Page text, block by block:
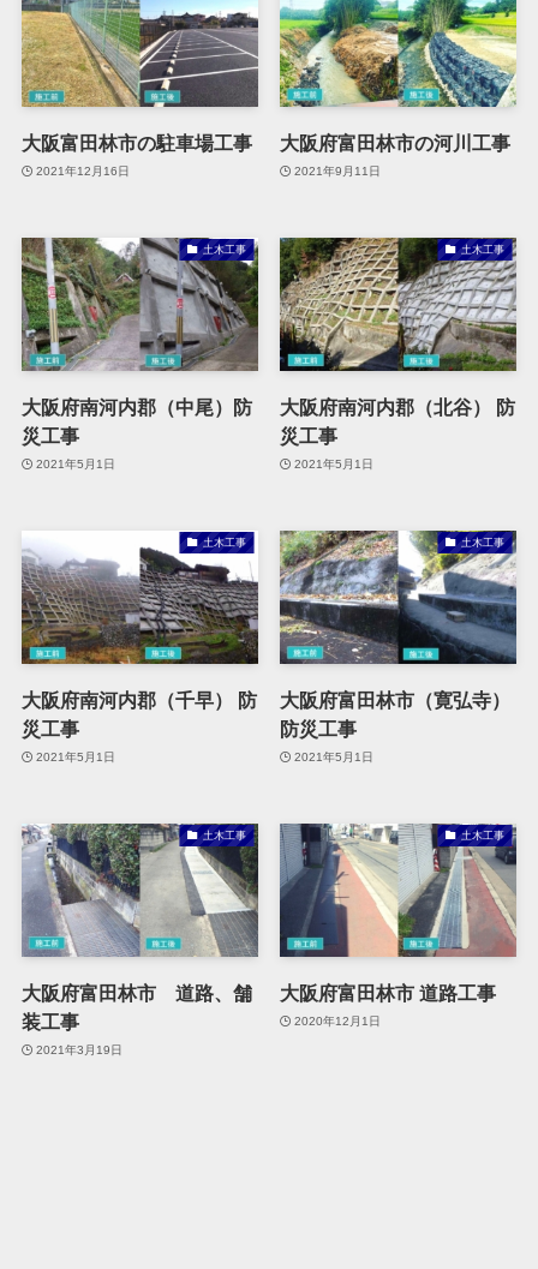
大阪富田林市の駐車場工事
2021年12月16日
大阪府富田林市の河川工事
2021年9月11日
土木工事
大阪府南河内郡（中尾）防
災工事
2021年5月1日
土木工事
大阪府南河内郡（北谷） 防
災工事
2021年5月1日
土木工事
大阪府南河内郡（千早） 防
災工事
2021年5月1日
土木工事
大阪府富田林市（寛弘寺）
防災工事
2021年5月1日
土木工事
大阪府富田林市 道路、舗
装工事
2021年3月19日
土木工事
大阪府富田林市 道路工事
2020年12月1日